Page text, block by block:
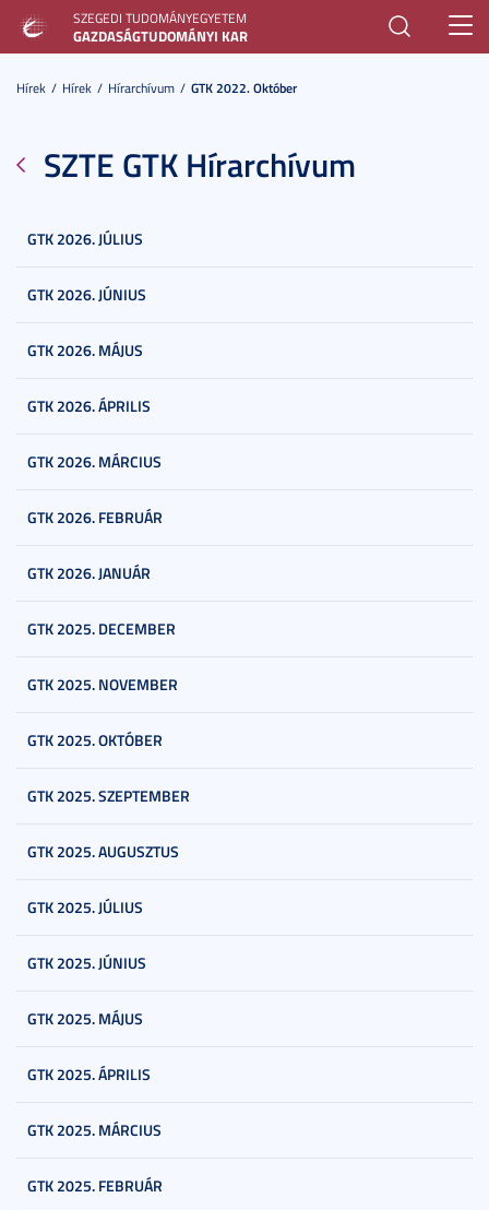
SZEGEDI TUDOMÁNYEGYETEM
GAZDASÁGTUDOMÁNYI KAR
Hírek Hírek Hírarchívum GTK 2022. Október
SZTE GTK Hírarchívum
GTK 2026. JÚLIUS
GTK 2026. JÚNIUS
GTK 2026. MÁJUS
GTK 2026. ÁPRILIS
GTK 2026. MÁRCIUS
GTK 2026. FEBRUÁR
GTK 2026. JANUÁR
GTK 2025. DECEMBER
GTK 2025. NOVEMBER
GTK 2025. OKTÓBER
GTK 2025. SZEPTEMBER
GTK 2025. AUGUSZTUS
GTK 2025. JÚLIUS
GTK 2025. JÚNIUS
GTK 2025. MÁJUS
GTK 2025. ÁPRILIS
GTK 2025. MÁRCIUS
GTK 2025. FEBRUÁR